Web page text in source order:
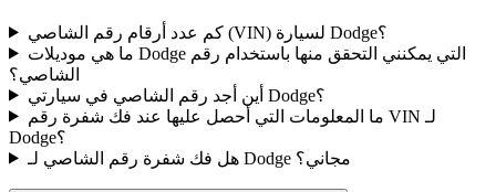
كم عدد أرقام رقم الشاصي (VIN) لسيارة Dodge؟
ما هي موديلات Dodge التي يمكنني التحقق منها باستخدام رقم
الشاصي؟
أين أجد رقم الشاصي في سيارتي Dodge؟
ما المعلومات التي أحصل عليها عند فك شفرة رقم VIN لـ
Dodge؟
هل فك شفرة رقم الشاصي لـ Dodge مجاني؟